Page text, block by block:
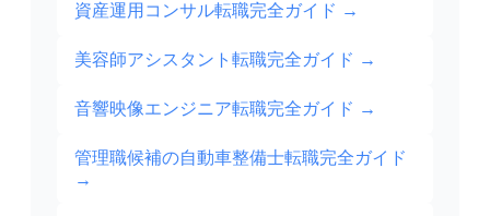
資産運用コンサル転職完全ガイド →
美容師アシスタント転職完全ガイド →
音響映像エンジニア転職完全ガイド →
管理職候補の自動車整備士転職完全ガイド
→